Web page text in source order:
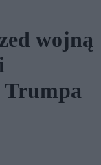
wojną
Trumpa